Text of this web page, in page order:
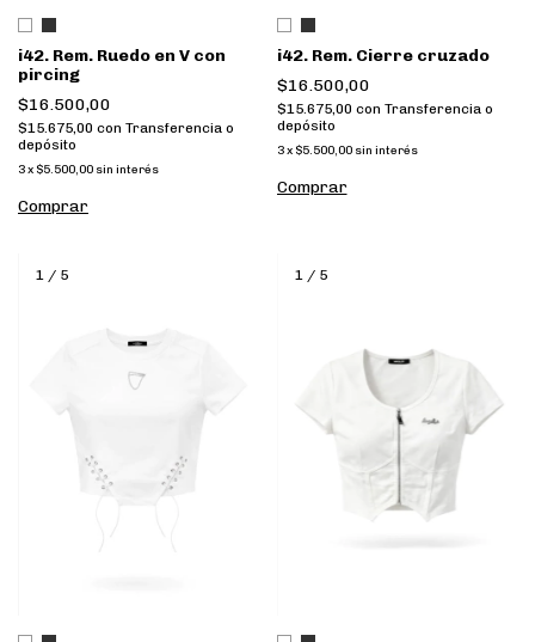
i42. Rem. Ruedo en V con
pircing
$16.500,00
$15.675,00 con Transferencia o
depósito
3x $5.500,00 sin interés
Comprar
i42. Rem. Cierre cruzado
$16.500,00
$15.675,00 con Transferencia o
depósito
3 x $5.500,00 sin interés
Comprar
1 / 5 1/ 5